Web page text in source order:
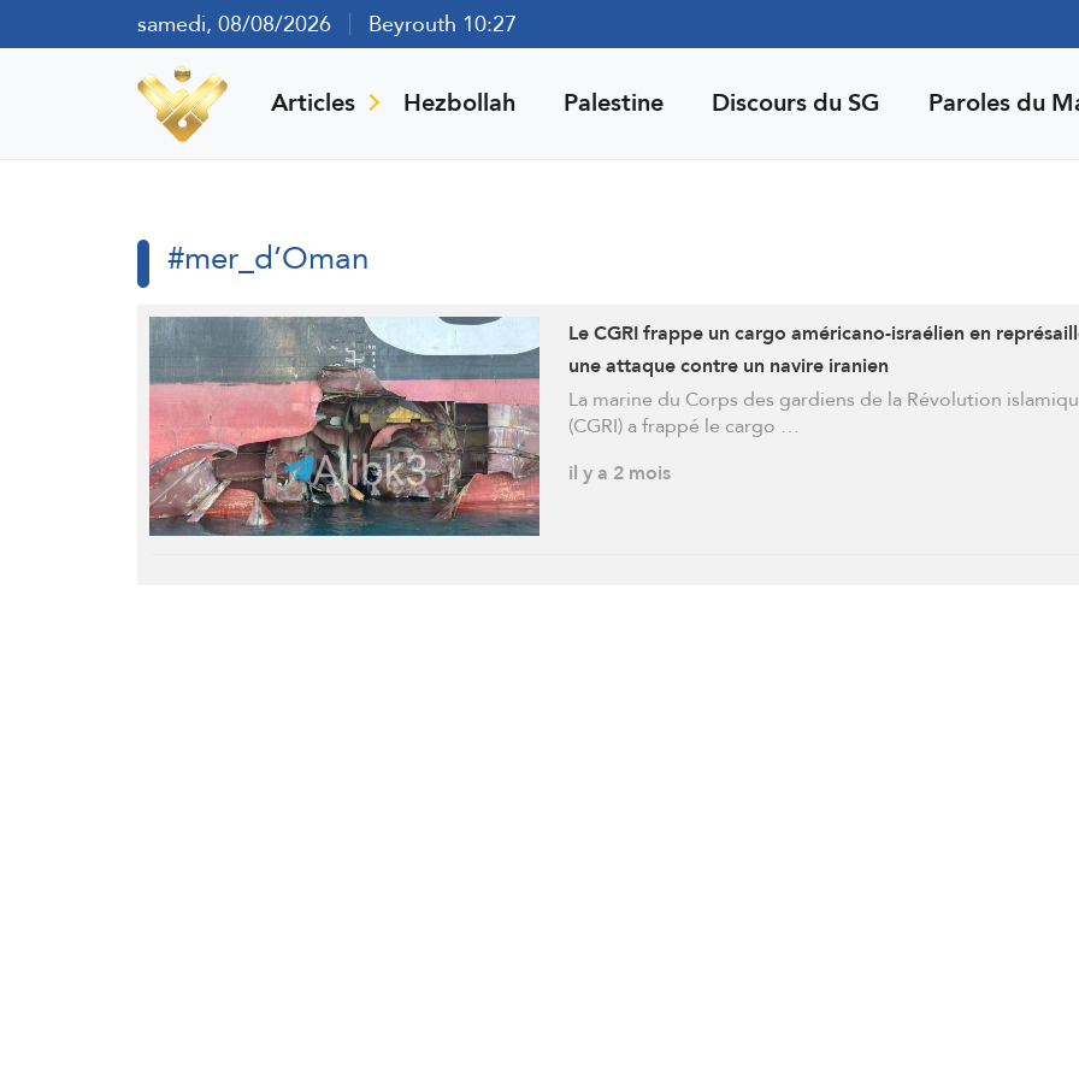
samedi, 08/08/2026 Beyrouth 10:27
Articles Hezbollah Palestine Discours du SG Paroles du
#mer_d’Oman
Le CGRI frappe un cargo américano-israélien en
une attaque contre un navire iranien
La marine du Corps des gardiens de la Révolution
(CGRI) a frappé le cargo …
il y a 2 mois